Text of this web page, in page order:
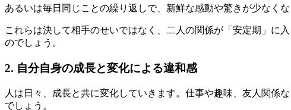
あるいは毎日同じことの繰り返しで、新鮮な感動や驚きが少なくな
これらは決して相手のせいではなく、二人の関係が「安定期」に
のでしょう。
2. 自分自身の成長と変化による違和感
人は日々、成長と共に変化していきます。仕事や趣味、友人関係
でしょう。